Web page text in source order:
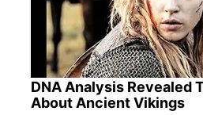
DNA Analysis Revealed
About Ancient Vikings